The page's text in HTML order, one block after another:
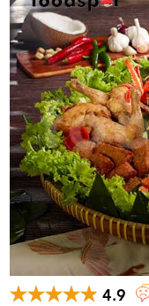
LOYALTY
PROGRAM
FAQ
ABOUT
US
CATERERS
BLOG
TERMS
&
CONDITIONS
CALL
CENTER
5091
3494
4.9